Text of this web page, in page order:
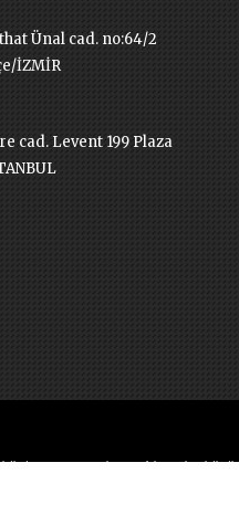
Ünal cad. no:64/2
İZMİR
cad. Levent 199 Plaza
yazı ve yapılan açıklamalar